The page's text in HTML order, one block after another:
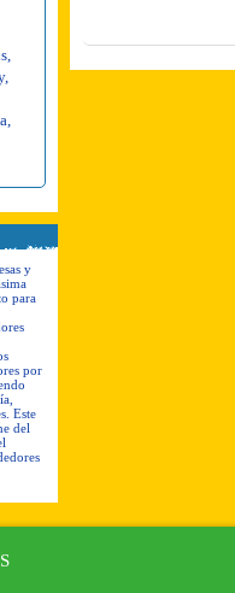
,
y
para
por
Este
del